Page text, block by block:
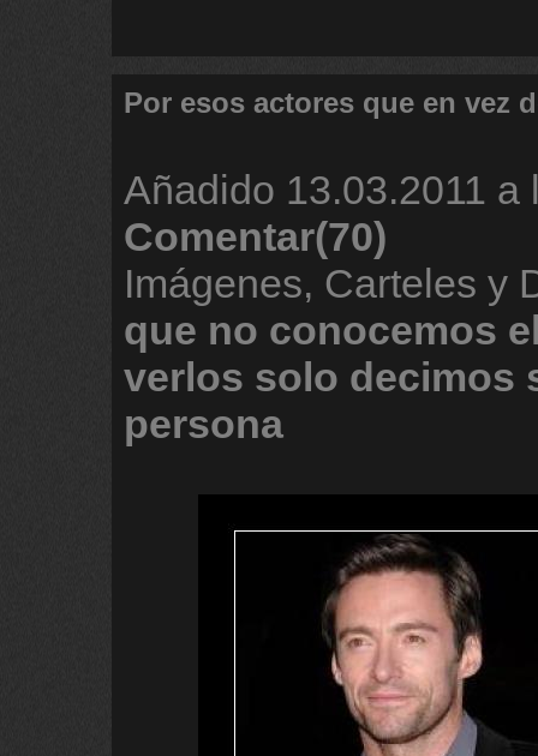
Por esos actores que en vez
Añadido 13.03.2011 a
Comentar(70)
Imágenes, Carteles y
que no conocemos
verlos solo decimos
persona